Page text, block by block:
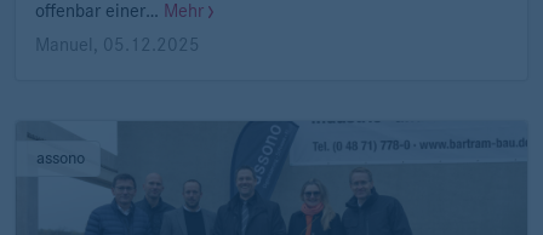
offenbar einer… Mehr
Manuel , 05.12.2025
assono